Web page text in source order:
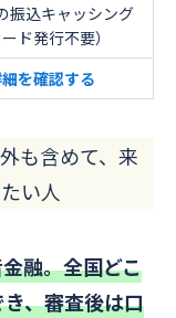
振込キャッシング
ード発行不要）
を確認する
も含めて、来
い人
融。全国どこ
、審査後は口